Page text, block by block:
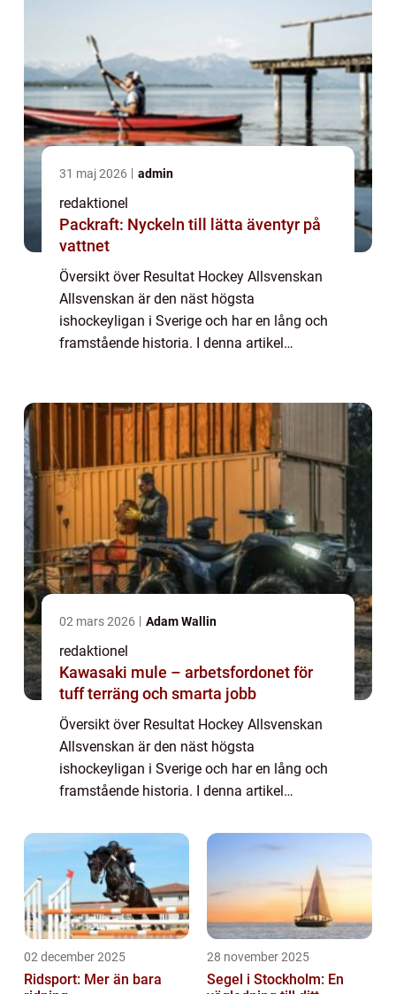
31 maj 2026 admin
redaktionel
Packraft: Nyckeln till lätta äventyr på
vattnet
Översikt över Resultat Hockey Allsvenskan
Allsvenskan är den näst högsta
ishockeyligan i Sverige och har en lång och
framstående historia. I denna artikel
det inneb...
02 mars 2026 Adam Wallin
redaktionel
Kawasaki mule – arbetsfordonet för
tuff terräng och smarta jobb
Översikt över Resultat Hockey Allsvenskan
Allsvenskan är den näst högsta
ishockeyligan i Sverige och har en lång och
framstående historia. I denna artikel
Resultat Hockey Allsvenskan, inklusive vad
det inneb...
02 december 2025
Ridsport: Mer än bara
28 november 2025
Segel i Stockholm: En